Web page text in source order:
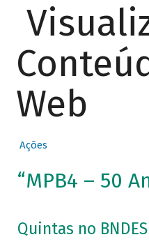
Web
Ações
“MPB4 – 50
Quintas no